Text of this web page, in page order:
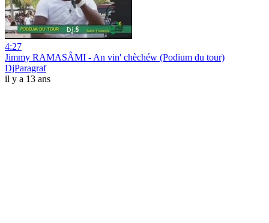
4:27
Jimmy RAMASÂMI - An vin' chèchéw (Podium du tour)
DjParagraf
il y a 13 ans